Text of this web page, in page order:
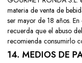
materia de venta de
ser mayor de 18 años.
recuerda que el abuso
recomienda consumirlo
14. MEDIOS DE